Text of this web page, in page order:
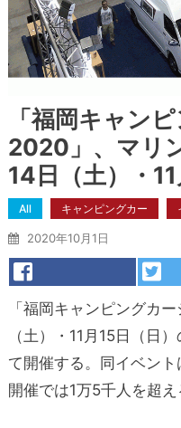
「福岡キャン
2020」、マリ
14日（土）・
All キャンピングカー
2020年10月1日
「福岡キャンピングカ
（土）・11月15日（日
て開催する。同イベン
開催では1万5千人を超え